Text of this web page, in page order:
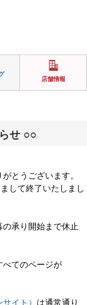
店舗情報
せ ○○
とうございます。
して終了いたしまし
承り開始まで休止
べてのページが
イト） は通常通り